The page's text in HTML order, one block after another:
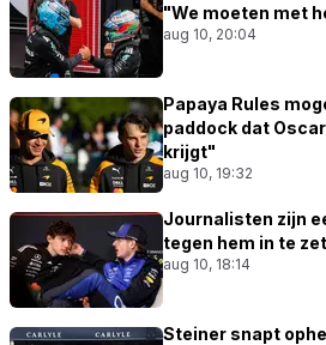
"We moeten met
aug 10, 20:04
Papaya Rules
paddock dat
krijgt"
aug 10, 19:32
Journalisten zijn
tegen hem in te
aug 10, 18:14
Steiner snapt